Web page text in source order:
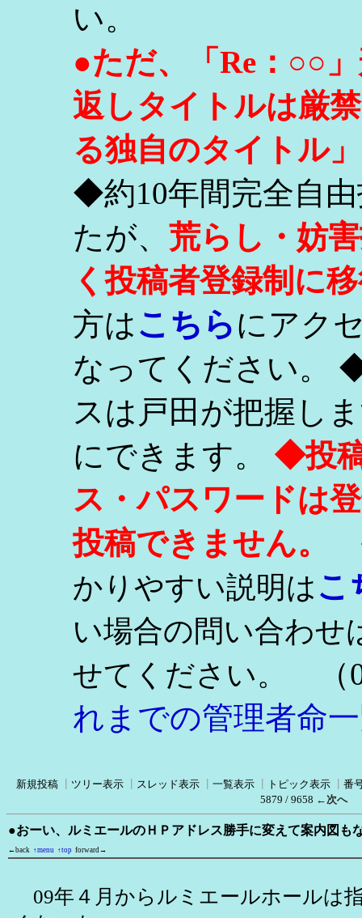
い。
●ただ、「Re：○○
返しタイトルは厳
る独自のタイトル
◆約10年間完全自
たが、 荒らし・妨
く投稿者登録制に
方はこちらにアク
なってください。
スは戸田が把握し
にできます。 ◆投
ス・パスワードは
投稿できません。
かりやすい説明はこ
い場合の問い合わせ
せてください。
（
れまでの管理者命
新規投稿 ツリー表示 スレッド表示 一覧表示 トピック表示
番
5879 / 9658 ←次へ
●おーい、ルミエールのＨＰアドレス勝手に変えて案内図も
←back ↑menu ↑top forward→
09年４月からルミエールホールは